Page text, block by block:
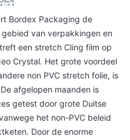
Bordex Packaging de
van verpakkingen en
een stretch Cling film op
Crystal. Het grote voordeel
non PVC stretch folie, is
afgelopen maanden is
getest door grote Duitse
het non-PVC beleid
Door de enorme